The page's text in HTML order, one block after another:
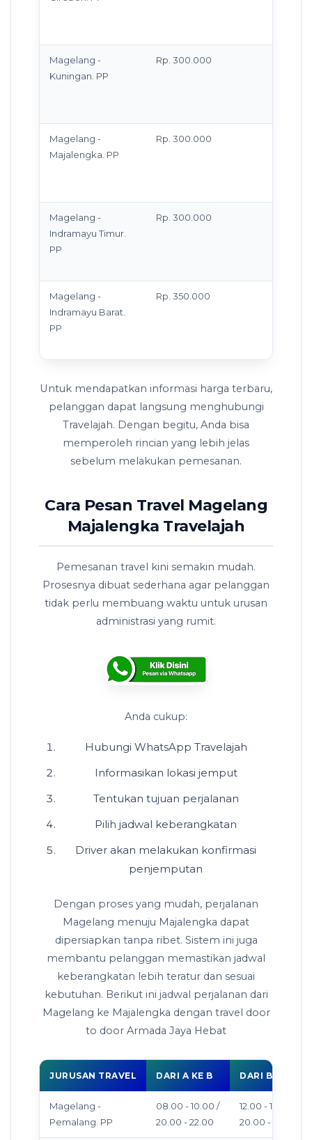
Magelang -
Kuningan. PP
Rp. 300.000
Magelang -
Majalengka. PP
Rp. 300.000
Magelang -
Indramayu Timur.
PP
Rp. 300.000
Magelang -
Indramayu Barat.
PP
Rp. 350.000
Untuk mendapatkan informasi harga terbaru,
pelanggan dapat langsung menghubungi
Travelajah. Dengan begitu, Anda bisa
memperoleh rincian yang lebih jelas
sebelum melakukan pemesanan.
Cara Pesan Travel Magelang
Majalengka Travelajah
Pemesanan travel kini semakin mudah.
Prosesnya dibuat sederhana agar pelanggan
tidak perlu membuang waktu untuk urusan
administrasi yang rumit.
Anda cukup:
Hubungi WhatsApp Travelajah
Informasikan lokasi jemput
Tentukan tujuan perjalanan
Pilih jadwal keberangkatan
Driver akan melakukan konfirmasi
penjemputan
Dengan proses yang mudah, perjalanan
Magelang menuju Majalengka dapat
dipersiapkan tanpa ribet. Sistem ini juga
membantu pelanggan memastikan jadwal
keberangkatan lebih teratur dan sesuai
kebutuhan. Berikut ini jadwal perjalanan dari
Magelang ke Majalengka dengan travel door
to door Armada Jaya Hebat
JURUSAN TRAVEL DARI A KE B DARI B KE A
Magelang -
Pemalang. PP
08.00 - 10.00 /
20.00 - 22.00
12.00 - 13.00 /
20.00 - 22.00